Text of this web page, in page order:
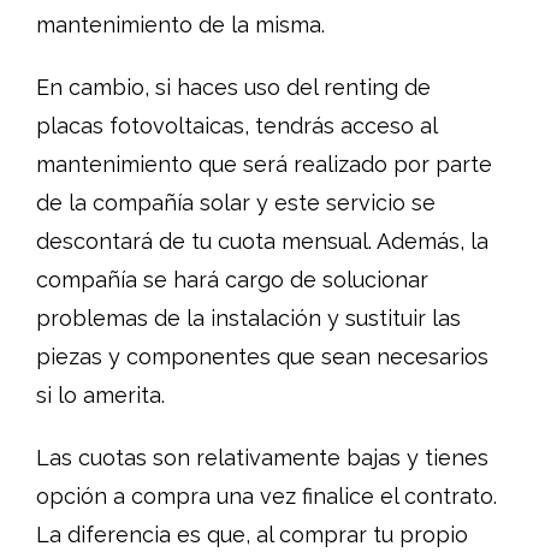
mantenimiento de la misma.
En cambio, si haces uso del renting de
placas fotovoltaicas, tendrás acceso al
mantenimiento que será realizado por parte
de la compañía solar y este servicio se
descontará de tu cuota mensual. Además, la
compañía se hará cargo de solucionar
problemas de la instalación y sustituir las
piezas y componentes que sean necesarios
si lo amerita.
Las cuotas son relativamente bajas y tienes
opción a compra una vez finalice el contrato.
La diferencia es que, al comprar tu propio